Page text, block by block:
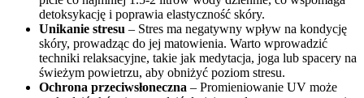
detoksykację i poprawia elastyczność skóry.
Unikanie stresu – Stres ma negatywny wpływ na kondycję
skóry, prowadząc do jej matowienia. Warto wprowadzić
techniki relaksacyjne, takie jak medytacja, joga lub spacery na
świeżym powietrzu, aby obniżyć poziom stresu.
Ochrona przeciwsłoneczna – Promieniowanie UV może